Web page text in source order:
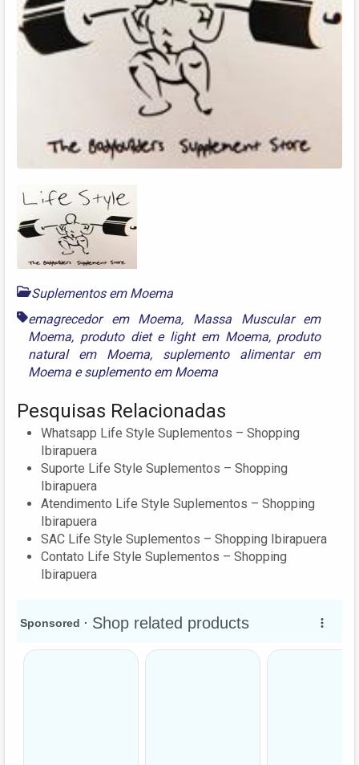
Suplementos em Moema
emagrecedor em Moema, Massa Muscular em
Moema, produto diet e light em Moema, produto
natural em Moema, suplemento alimentar em
Moema esuplemento em Moema
Pesquisas Relacionadas
Whatsapp Life Style Suplementos – Shopping
Ibirapuera
Suporte Life Style Suplementos – Shopping
Ibirapuera
Atendimento Life Style Suplementos – Shopping
Ibirapuera
SAC Life Style Suplementos – Shopping Ibirapuera
Contato Life Style Suplementos – Shopping
Ibirapuera